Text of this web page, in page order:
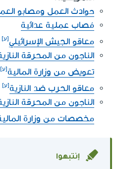
حوادث العمل ومصابو
مُصاب عملية عدائية
معاقو الجيش الإسرائيلي
الناجون من المحرقة
تعويض من وزارة المالية
معاقو الحرب ضد النازية
الناجون من المحرقة
مخصصات من وزارة
إنتبهوا